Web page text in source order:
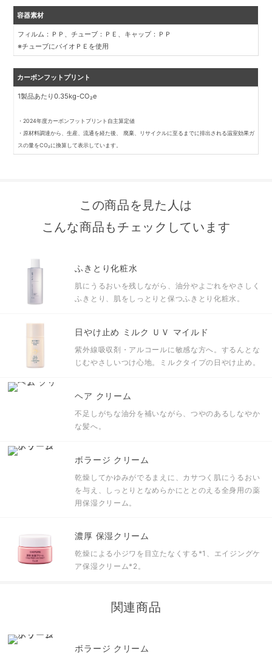
容器素材
フィルム：ＰＰ、チューブ：ＰＥ、キャップ：ＰＰ
※チューブにバイオＰＥを使用
カーボンフットプリント
1製品あたり0.35kg-CO₂e
・2024年度カーボンフットプリント自主算定値
・原材料調達から、生産、流通を経た後、 廃棄、リサイクルに至るまでに排出される温室効果ガ
スの量をCO₂に換算して表示しています。
この商品を見た人は
こんな商品もチェックしています
ふきとり化粧水
肌にうるおいを残しながら、油分やよごれをやさしく
ふきとり、肌をしっとりと保つふきとり化粧水。
日やけ止め ミルク ＵＶ マイルド
紫外線吸収剤・アルコールに敏感な方へ。するんとな
じむやさしいつけ心地。ミルクタイプの日やけ止め。
ヘア クリーム
不足しがちな油分を補いながら、つやのあるしなやか
な髪へ。
ボラージ クリーム
乾燥してかゆみがでるまえに、カサつく肌にうるおい
を与え、しっとりとなめらかにととのえる全身用の薬
用保湿クリーム。
濃厚 保湿クリーム
乾燥による小ジワを目立たなくする *1
、エイジングケ
ア保湿クリーム *2 。
関連商品
ボラージ クリーム